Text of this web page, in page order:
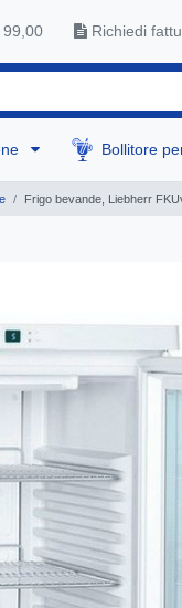
99,00 Richiedi
Bollitore
Frigo bevande, Liebherr